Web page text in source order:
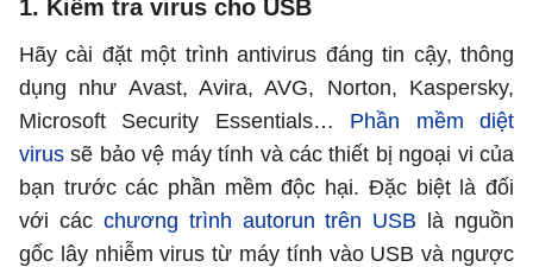
1. Kiểm tra virus cho USB
Hãy cài đặt một trình antivirus đáng tin cậy, thông
dụng như Avast, Avira, AVG, Norton, Kaspersky,
Microsoft Security Essentials… Phần mềm diệt
virus sẽ bảo vệ máy tính và các thiết bị ngoại vi của
bạn trước các phần mềm độc hại. Đặc biệt là đối
với các chương trình autorun trên USB là nguồn
gốc lây nhiễm virus từ máy tính vào USB và ngược